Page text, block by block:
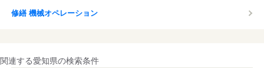
修繕 機械オペレーション
関連する愛知県の検索条件